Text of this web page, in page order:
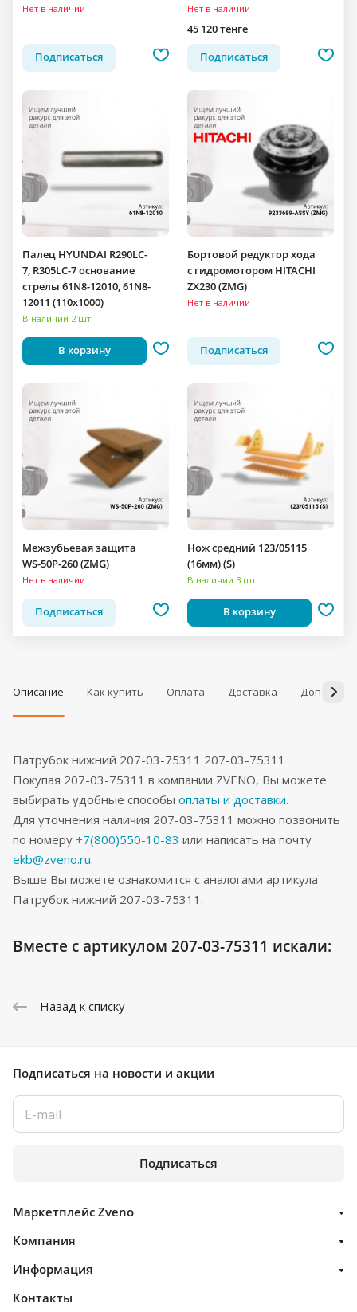
Нет в наличии
Подписаться
Нет в наличии
45 120 тенге
Подписаться
Палец HYUNDAI R290LC-
7, R305LC-7 основание
стрелы 61N8-12010, 61N8-
12011 (110x1000)
В наличии 2 шт.
В корзину
Бортовой редуктор хода
c гидромотором HITACHI
ZX230 (ZMG)
Нет в наличии
Подписаться
Межзубьевая защита
WS-50P-260 (ZMG)
Нет в наличии
Подписаться
Нож средний 123/05115
(16мм) (S)
В наличии 3 шт.
В корзину
Описание Как купить Оплата Доставка
Патрубок нижний 207-03-75311 207-03-75311
Покупая 207-03-75311 в компании ZVENO, Вы можете
выбирать удобные способы оплаты и доставки.
Для уточнения наличия 207-03-75311 можно позвонить
по номеру +7(800)550-10-83 или написать на почту
ekb@zveno.ru.
Выше Вы можете ознакомится с аналогами артикула
Патрубок нижний 207-03-75311.
Вместе с артикулом 207-03-75311 искали:
Назад к списку
Подписаться на новости и акции
Подписаться
Маркетплейс Zveno
Компания
Информация
Контакты